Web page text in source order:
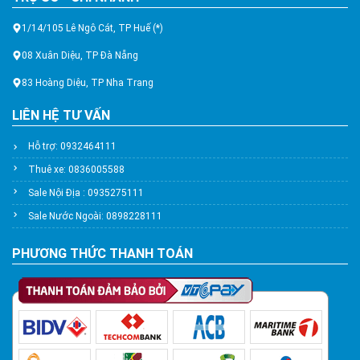
1/14/105 Lê Ngô Cát, TP Huế (*)
08 Xuân Diệu, TP Đà Nẵng
83 Hoàng Diệu, TP Nha Trang
LIÊN HỆ TƯ VẤN
Hỗ trợ: 0932464111
Thuê xe: 0836005588
Sale Nội Địa : 0935275111
Sale Nước Ngoài: 0898228111
PHƯƠNG THỨC THANH TOÁN